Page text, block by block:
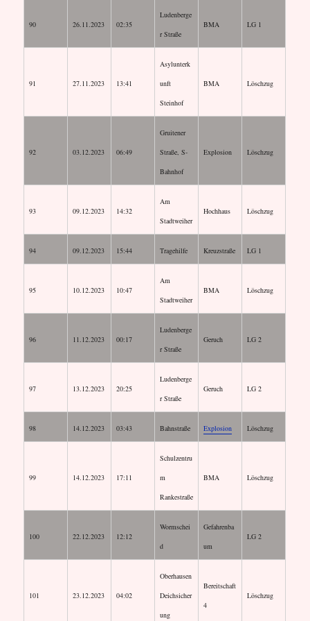
90 26.11.2023 02:35
Ludenberge
r Straße
BMA LG 1
91 27.11.2023 13:41
Asylunterk
unft
Steinhof
BMA Löschzug
92 03.12.2023 06:49
Gruitener
Straße, S-
Bahnhof
Explosion Löschzug
93 09.12.2023 14:32
Am
Stadtweiher
Hochhaus Löschzug
94 09.12.2023 15:44 Tragehilfe Kreuzstraße LG 1
95 10.12.2023 10:47
Am
Stadtweiher
BMA Löschzug
96 11.12.2023 00:17
Ludenberge
r Straße
Geruch LG 2
97 13.12.2023 20:25
Ludenberge
r Straße
Geruch LG 2
98 14.12.2023 03:43 Bahnstraße Explosion Löschzug
99 14.12.2023 17:11
Schulzentru
m
Rankestraße
BMA Löschzug
100 22.12.2023 12:12
Wormschei
d
Gefahrenba
um
LG 2
101 23.12.2023 04:02
Oberhausen
Deichsicher
ung
Bereitschaft
4
Löschzug